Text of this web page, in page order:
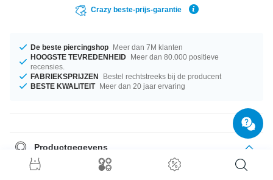
Crazy beste-prijs-garantie
De beste piercingshop Meer dan 7M klanten
HOOGSTE TEVREDENHEID Meer dan 80.000 positieve
recensies.
FABRIEKSPRIJZEN
Bestel rechtstreeks bij de producent
BESTE KWALITEIT Meer dan 20 jaar ervaring
Productgegevens
Welke maat je ook zoekt, wij hebben ze. Je kunt kiezen uit diameters van
17 mm tot 20 mm. Een chique creatie van topkwaliteit aan een